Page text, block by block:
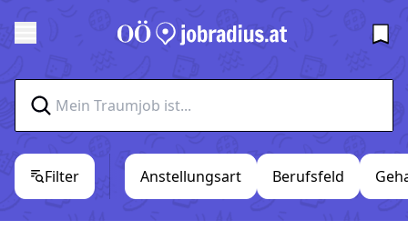
Filter Anstellungsart Berufsfeld